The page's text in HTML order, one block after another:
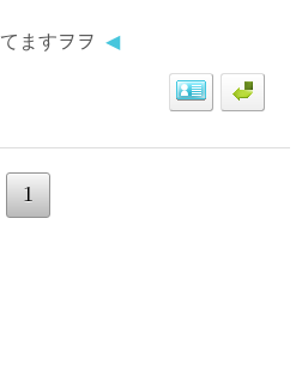
ますヲヲ ◀
1